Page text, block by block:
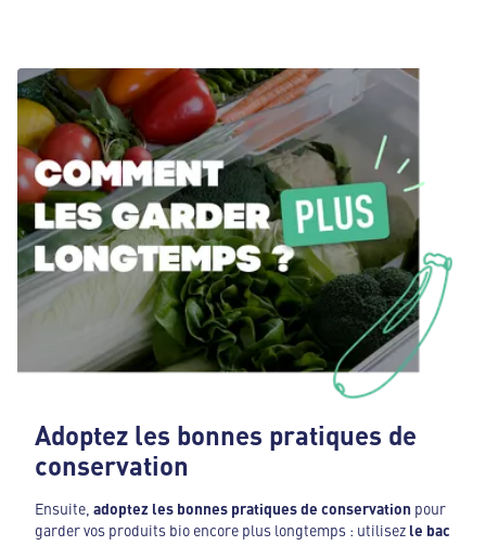
Adoptez les bonnes pratiques de
conservation
Ensuite, adoptez les bonnes pratiques de conservation pour
garder vos produits bio encore plus longtemps : utilisez le bac